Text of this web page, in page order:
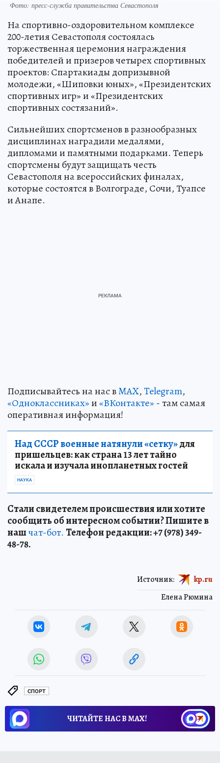
Фото: пресс-служба правительства Севастополя
На спортивно-оздоровительном комплексе
200-летия Севастополя состоялась
торжественная церемония награждения
победителей и призеров четырех спортивных
проектов: Спартакиады допризывной
молодежи, «Шиповки юных», «Президентских
спортивных игр» и «Президентских
спортивных состязаний».
Сильнейших спортсменов в разнообразных
дисциплинах наградили медалями,
дипломами и памятными подарками. Теперь
спортсмены будут защищать честь
Севастополя на всероссийских финалах,
которые состоятся в Волгограде, Сочи, Туапсе
и Анапе.
Подписывайтесь на нас вMAX,Telegram,
«Одноклассниках»и«ВКонтакте» - там самая
оперативная информация!
Над СССР военные натянули «сетку»для
пришельцев: как страна 13 лет тайно
искала и изучала инопланетных гостей
НАУКА
Стали свидетелем происшествия или хотите
сообщить об интересном событии? Пишите в
нашчат-бот. Телефон редакции: +7 (978) 349-
48-78.
Елена Рюмина
Источник: kp.ru
СПОРТ
ЧИТАЙТЕ НАС В МАХ!